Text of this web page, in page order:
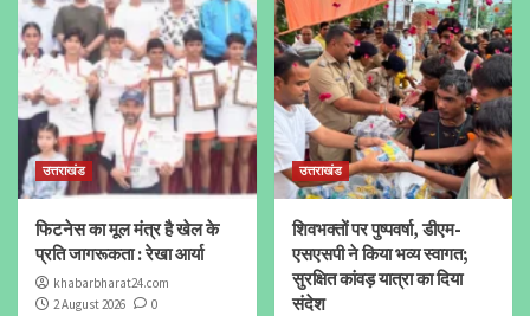
उत्तराखंड
फिटनेस का मूल मंत्र है खेल के
प्रति जागरूकता : रेखा आर्या
khabarbharat24.com
2 August 2026
0
उत्तराखंड
शिवभक्तों पर पुष्पवर्षा, डीएम-
एसएसपी ने किया भव्य स्वागत;
सुरक्षित कांवड़ यात्रा का दिया
संदेश